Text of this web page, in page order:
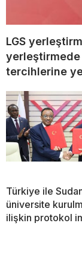
LGS
yerleştirmede
tercihlerine
Türkiye ile
üniversite
ilişkin protokol